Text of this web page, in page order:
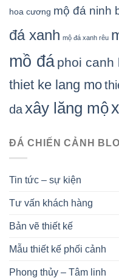
hoa cương mộ đá ninh
đá xanh mộ đá xanh rêu
mồ đá phoi canh
thiet ke lang mo
daxây lăng mộ
ĐÁ CHIẾN CẢNH
Tin tức – sự kiện
Tư vấn khách hàng
Bản vẽ thiết kế
Mẫu thiết kế phối cảnh
Phong thủy – Tâm linh